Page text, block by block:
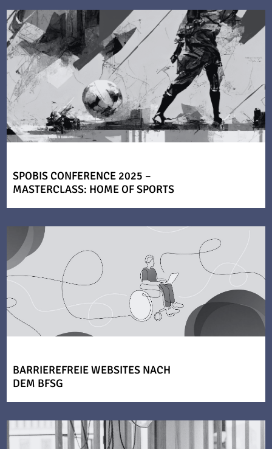
SPOBIS CONFERENCE 2025 –
MASTERCLASS: HOME OF SPORTS
BARRIEREFREIE WEBSITES NACH
DEM BFSG